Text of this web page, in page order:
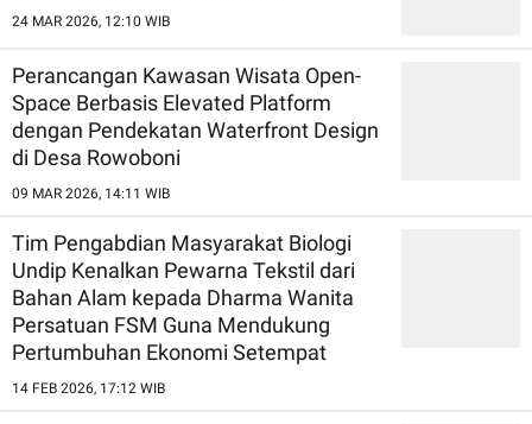
24 MAR 2026, 12:10 WIB
Perancangan Kawasan Wisata Open-
Space Berbasis Elevated Platform
dengan Pendekatan Waterfront Design
di Desa Rowoboni
09 MAR 2026, 14:11 WIB
Tim Pengabdian Masyarakat Biologi
Undip Kenalkan Pewarna Tekstil dari
Bahan Alam kepada Dharma Wanita
Persatuan FSM Guna Mendukung
Pertumbuhan Ekonomi Setempat
14 FEB 2026, 17:12 WIB